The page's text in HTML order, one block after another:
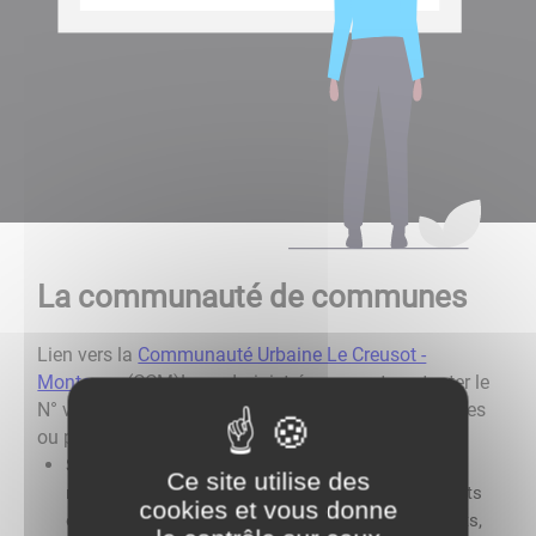
La communauté de communes
Lien vers la Communauté Urbaine Le Creusot -
Montceau(CCM)Les administrés peuvent contacter le
N° vert de la CCM : 0 800 216 316 pour les demandes
ou problèmes suivants:
Service des Ordures Ménagères (demande,
maintenance ou vol de conteneurs ; renseignements
et problèmes de collecte ; service des encombrants,
Ce site utilise des
cookies et vous donne